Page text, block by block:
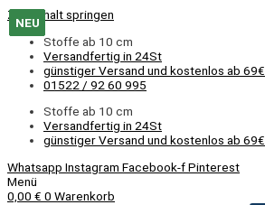
Zum Inhalt springen
Stoffe ab 10 cm
Versandfertig in 24St
günstiger Versand und kostenlos ab 69€
01522 / 92 60 995
Stoffe ab 10 cm
Versandfertig in 24St
günstiger Versand und kostenlos ab 69€
Whatsapp Instagram Facebook-fPinterest
Menü
0,00 € 0 Warenkorb
NEU
NEU
NEU